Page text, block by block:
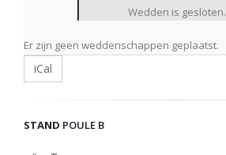
Wedden is gesloten.
Er zijn geen weddenschappen geplaatst.
iCal
STAND POULE B